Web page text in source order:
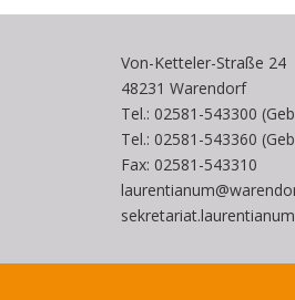
Von-Ketteler-Straße 24
48231 Warendorf
Tel.: 02581-543300
Tel.: 02581-543360
Fax: 02581-543310